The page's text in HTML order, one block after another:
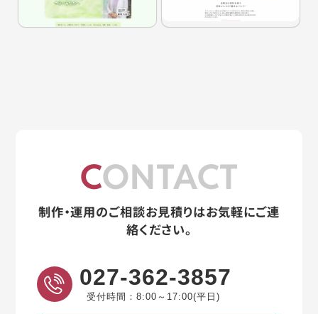
CONTACT
制作・運用のご相談お見積りはお気軽にご連
絡ください。
027-362-3857
受付時間：8:00～17:00(平日)